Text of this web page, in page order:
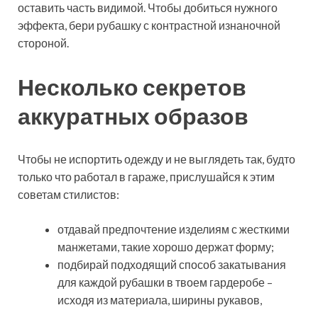
оставить часть видимой. Чтобы добиться нужного
эффекта, бери рубашку с контрастной изнаночной
стороной.
Несколько секретов
аккуратных образов
Чтобы не испортить одежду и не выглядеть так, будто
только что работал в гараже, прислушайся к этим
советам стилистов:
отдавай предпочтение изделиям с жесткими
манжетами, такие хорошо держат форму;
подбирай подходящий способ закатывания
для каждой рубашки в твоем гардеробе –
исходя из материала, ширины рукавов,